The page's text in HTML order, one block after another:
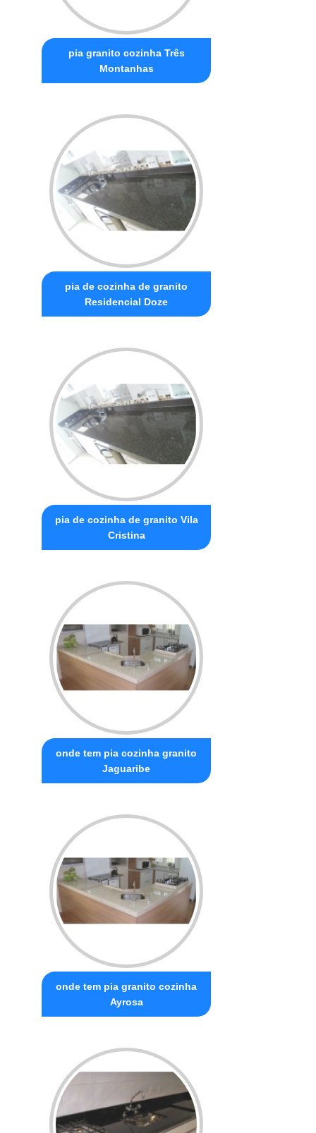
pia granito cozinha Três
Montanhas
pia de cozinha de granito
Residencial Doze
pia de cozinha de granito Vila
Cristina
onde tem pia cozinha granito
Jaguaribe
onde tem pia granito cozinha
Ayrosa